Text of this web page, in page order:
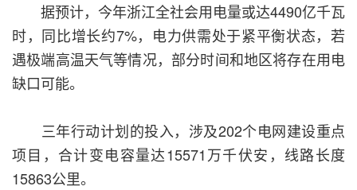
据预计，今年浙江全社会用电量或达4490亿千瓦
时，同比增长约7%，电力供需处于紧平衡状态，若
遇极端高温天气等情况，部分时间和地区将存在用电
缺口可能。
三年行动计划的投入，涉及202个电网建设重点
项目，合计变电容量达15571万千伏安，线路长度
15863公里。